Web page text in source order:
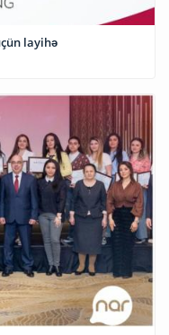
Nar-dan fiziki məhdudiyyətli gənclər üçün layihə